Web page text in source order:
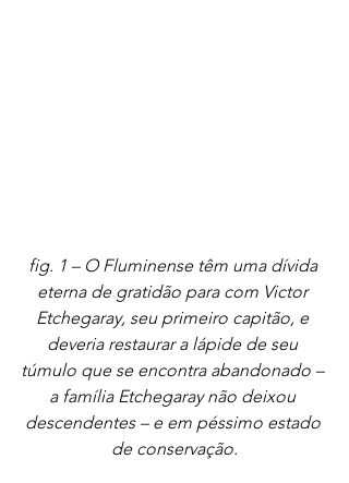
fig. 1 – O Fluminense têm uma dívida
eterna de gratidão para com Victor
Etchegaray, seu primeiro capitão, e
deveria restaurar a lápide de seu
túmulo que se encontra abandonado –
a família Etchegaray não deixou
descendentes – e em péssimo estado
de conservação.